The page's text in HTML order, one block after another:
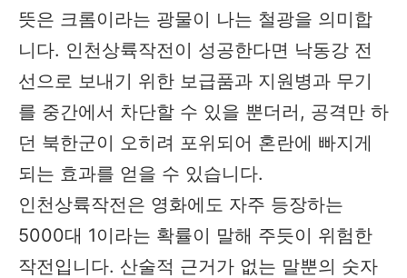
뜻은 크롬이라는 광물이 나는 철광을 의미합
니다. 인천상륙작전이 성공한다면 낙동강 전
선으로 보내기 위한 보급품과 지원병과 무기
를 중간에서 차단할 수 있을 뿐더러, 공격만 하
던 북한군이 오히려 포위되어 혼란에 빠지게
되는 효과를 얻을 수 있습니다.
인천상륙작전은 영화에도 자주 등장하는
5000대 1이라는 확률이 말해 주듯이 위험한
작전입니다. 산술적 근거가 없는 말뿐의 숫자